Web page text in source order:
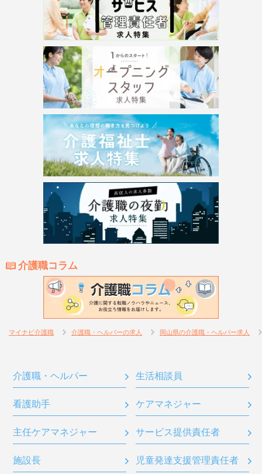
介護職コラム
マイナビ介護職 介護職・ヘルパーの求人 岡山県の介護職・ヘルパー求人
介護職・ヘルパー 生活相談員
看護助手 ケアマネジャー
主任ケアマネジャー サービス提供責任者
施設長 児童発達支援管理責任者